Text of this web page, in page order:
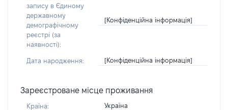
запису в Єдиному
державному
демографічному
реєстрі (за
наявності):
[Конфіденційна інформація]
Дата народження: [Конфіденційна інформація]
Зареєстроване місце проживання
Країна: Україна